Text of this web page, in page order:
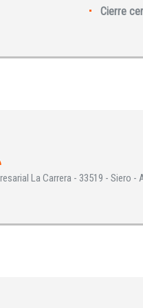
Cierre
La Carrera - 33519 - Siero -